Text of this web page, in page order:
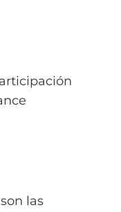
las